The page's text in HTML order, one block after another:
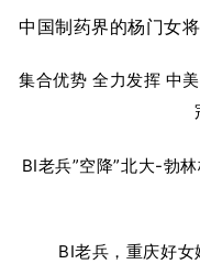
中国制药界的杨门女
集合优势 全力发挥 中
BI老兵”空降”北大-勃
BI老兵，重庆好女